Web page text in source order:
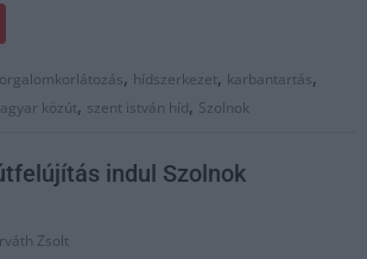
, hídszerkezet, karbantartás,
közút, szent istván híd, Szolnok
indul Szolnok
Zsolt